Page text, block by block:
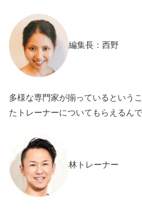
編集長：西野
多様な専門家が揃っているという
たトレーナーについてもらえるん
林トレーナー